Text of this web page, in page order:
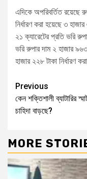
এদিকে অপরিবর্তিত রয়েছে
নির্ধারণ করা হয়েছে ৩
২১ ক্যারেটের প্রতি ভরি
ভরি রুপার দাম ২ হাজার
হাজার ২২৮ টাকা নির্ধারণ
Previous
কেন শক্তিশালী ব্যাটারির
চাহিদা বাড়ছে?
MORE